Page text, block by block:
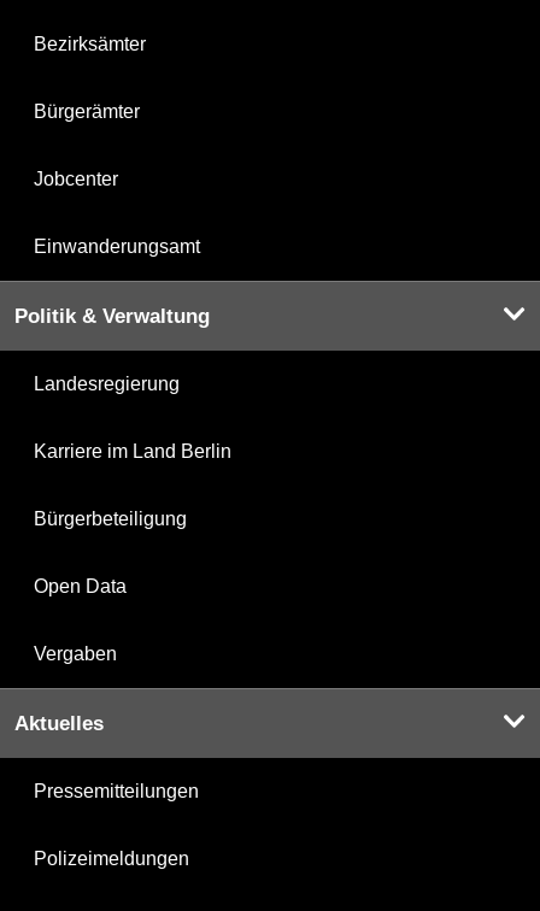
Bezirksämter
Bürgerämter
Jobcenter
Einwanderungsamt
Politik & Verwaltung
Landesregierung
Karriere im Land Berlin
Bürgerbeteiligung
Open Data
Vergaben
Aktuelles
Pressemitteilungen
Polizeimeldungen